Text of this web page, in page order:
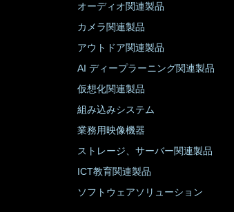
オーディオ関連製品
カメラ関連製品
アウトドア関連製品
AI ディープラーニング関連製品
仮想化関連製品
組み込みシステム
業務用映像機器
ストレージ、サーバー関連製品
ICT教育関連製品
ソフトウェアソリューション